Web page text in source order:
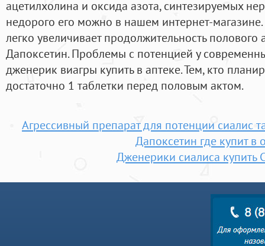
ацетилхолина и оксида азота, синтезируемых
недорого его можно в нашем интернет-
легко увеличивает продолжительность
Дапоксетин. Проблемы с потенцией у
дженерик виагры купить в аптеке. Тем, кто
достаточно 1 таблетки перед половым актом.
Агрессивный препарат для потенции сиалис
Дапоксетин где купит в
Дженерики сиалиса купить